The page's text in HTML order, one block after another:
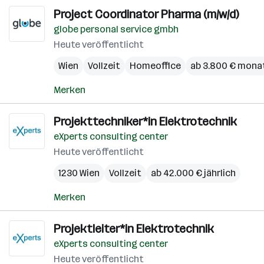
Project Coordinator Pharma (m/w/d)
globe personal service gmbh
Heute veröffentlicht
Wien
Vollzeit Homeoffice ab 3.800 €
Merken
Projekttechniker*in Elektrotechnik
eXperts consulting center
Heute veröffentlicht
1230 Wien
Vollzeit ab 42.000 € jährlich
Merken
Projektleiter*in Elektrotechnik
eXperts consulting center
Heute veröffentlicht